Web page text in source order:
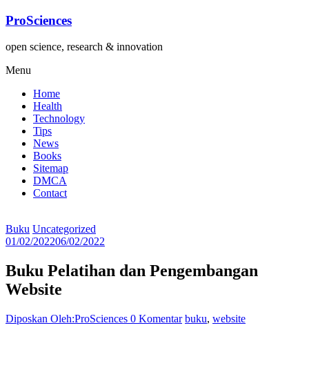
Lompat
konten
ProSciences
open science, research & innovation
Menu
Home
Health
Technology
Tips
News
Books
Sitemap
DMCA
Contact
Buku Uncategorized
01/02/202206/02/2022
Buku Pelatihan dan Pengembangan
Website
Diposkan Oleh:ProSciences 0 Komentar buku, website